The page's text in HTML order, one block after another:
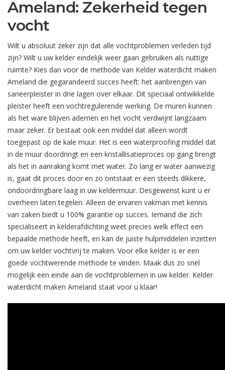
Ameland: Zekerheid tegen
vocht
Wilt u absoluut zeker zijn dat alle vochtproblemen verleden tijd
zijn? Wilt u uw kelder eindelijk weer gaan gebruiken als nuttige
ruimte? Kies dan voor de methode van Kelder waterdicht maken
Ameland die gegarandeerd succes heeft: het aanbrengen van
saneerpleister in drie lagen over elkaar. Dit speciaal ontwikkelde
pleister heeft een vochtregulerende werking. De muren kunnen
als het ware blijven ademen en het vocht verdwijnt langzaam
maar zeker. Er bestaat ook een middel dat alleen wordt
toegepast op de kale muur. Het is een waterproofing middel dat
in de muur doordringt en een kristallisatieproces op gang brengt
als het in aanraking komt met water. Zo lang er water aanwezig
is, gaat dit proces door en zo ontstaat er een steeds dikkere,
ondoordringbare laag in uw keldermuur. Desgewenst kunt u er
overheen laten tegelen. Alleen de ervaren vakman met kennis
van zaken biedt u 100% garantie op succes. Iemand die zich
specialiseert in kelderafdichting weet precies welk effect een
bepaalde methode heeft, en kan de juiste hulpmiddelen inzetten
om uw kelder vochtvrij te maken. Voor elke kelder is er een
goede vochtwerende methode te vinden. Maak dus zo snel
mogelijk een einde aan de vochtproblemen in uw kelder. Kelder
waterdicht maken Ameland staat voor u klaar!